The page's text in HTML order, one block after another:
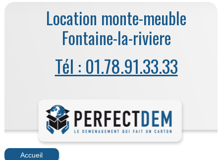
Location monte-meuble
Fontaine-la-riviere
Tél : 01.78.91.33.33
Accueil